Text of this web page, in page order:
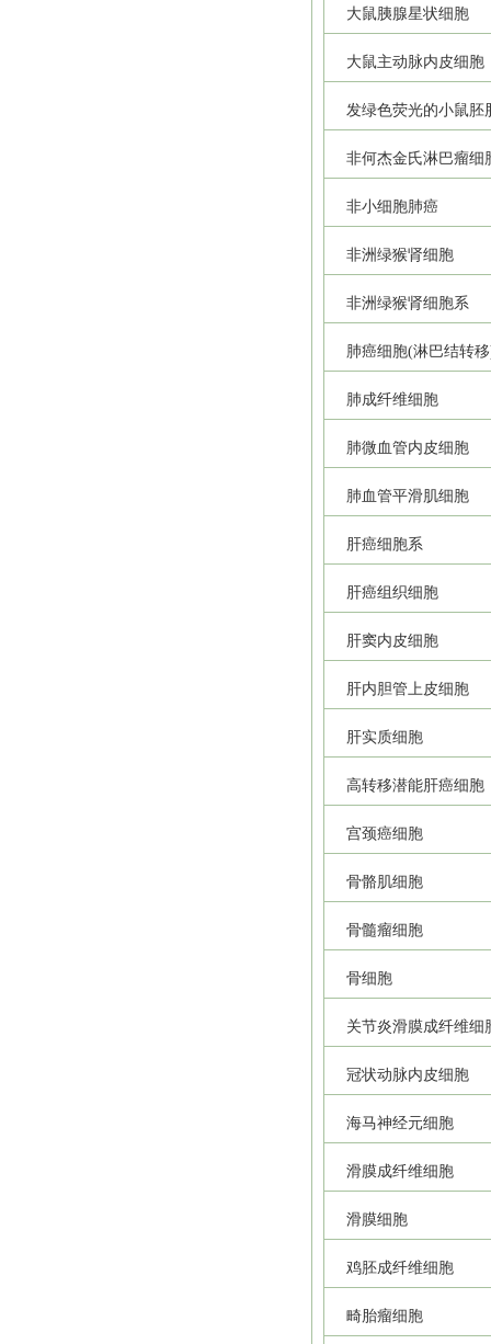
大鼠胰腺星状细胞
大鼠主动脉内皮细胞
发绿色荧光的小鼠胚
非何杰金氏淋巴瘤细
非小细胞肺癌
非洲绿猴肾细胞
非洲绿猴肾细胞系
肺癌细胞(淋巴结转
肺成纤维细胞
肺微血管内皮细胞
肺血管平滑肌细胞
肝癌细胞系
肝癌组织细胞
肝窦内皮细胞
肝内胆管上皮细胞
肝实质细胞
高转移潜能肝癌细胞
宫颈癌细胞
骨骼肌细胞
骨髓瘤细胞
骨细胞
关节炎滑膜成纤维细
冠状动脉内皮细胞
海马神经元细胞
滑膜成纤维细胞
滑膜细胞
鸡胚成纤维细胞
畸胎瘤细胞